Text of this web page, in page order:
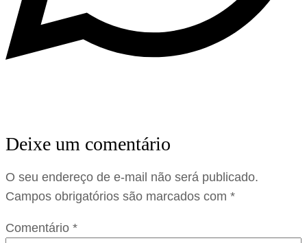
Deixe um comentário
O seu endereço de e-mail não será publicado.
Campos obrigatórios são marcados com *
Comentário *